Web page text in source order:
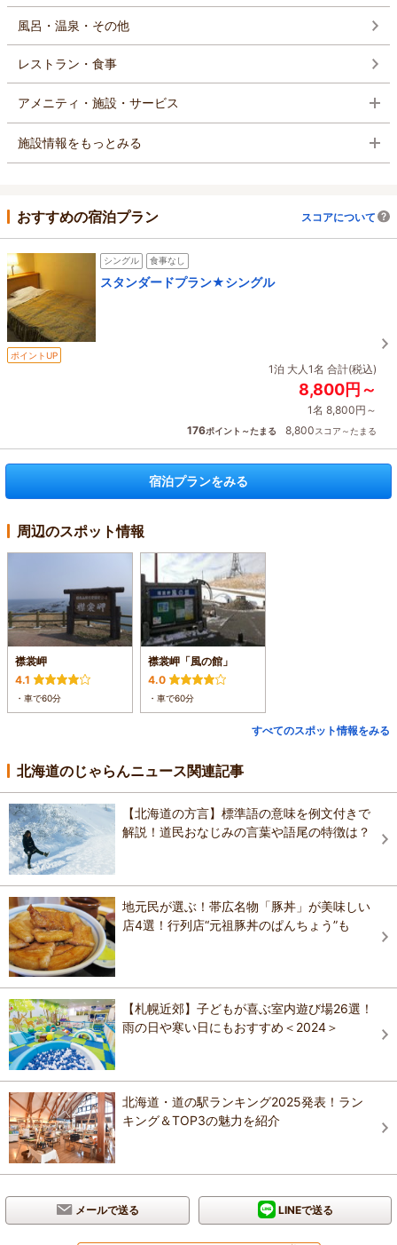
風呂・温泉・その他
レストラン・食事
アメニティ・施設・サービス
施設情報をもっとみる
おすすめの宿泊プラン スコアについて
シングル 食事なし
スタンダードプラン★シングル
ポイントUP
1泊 大人1名 合計(税込)
8,800円～
1名 8,800円～
176ポイント～たまる 8,800スコア～たまる
宿泊プランをみる
周辺のスポット情報
襟裳岬
4.1
・車で60分
襟裳岬「風の館」
4.0
・車で60分
すべてのスポット情報をみる
北海道のじゃらんニュース関連記事
【北海道の方言】標準語の意味を例文付きで
解説！道民おなじみの言葉や語尾の特徴は？
地元民が選ぶ！帯広名物「豚丼」が美味しい
店4選！行列店“元祖豚丼のぱんちょう”も
【札幌近郊】子どもが喜ぶ室内遊び場26選！
雨の日や寒い日にもおすすめ＜2024＞
北海道・道の駅ランキング2025発表！ラン
キング＆TOP3の魅力を紹介
メールで送る LINEで送る